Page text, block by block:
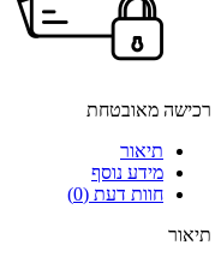
רכישה מאובטחת
תיאור
מידע נוסף
חוות דעת (0)
תיאור